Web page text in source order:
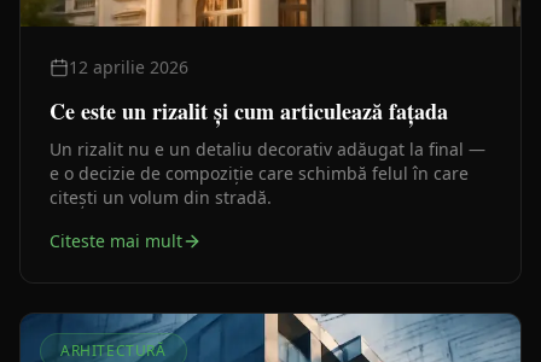
12 aprilie 2026
Ce este un rizalit și cum articulează fațada
Un rizalit nu e un detaliu decorativ adăugat la final —
e o decizie de compoziție care schimbă felul în care
citești un volum din stradă.
Citeste mai mult
ARHITECTURĂ